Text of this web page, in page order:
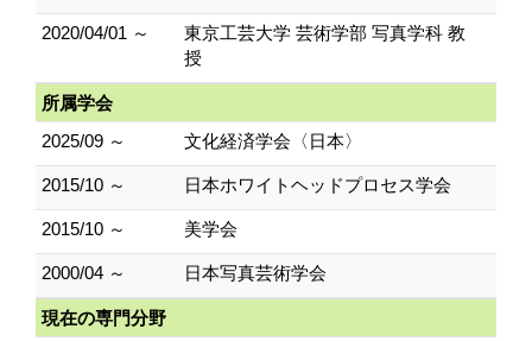
2020/04/01 ～
東京工芸大学 芸術学部 写真学科 教
授
所属学会
2025/09 ～
文化経済学会〈日本〉
2015/10 ～ 日本ホワイトヘッドプロセス学会
2015/10 ～ 美学会
2000/04 ～ 日本写真芸術学会
現在の専門分野